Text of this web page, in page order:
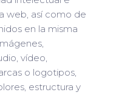
web, así como de
en la misma
vídeo,
o logotipos,
estructura y